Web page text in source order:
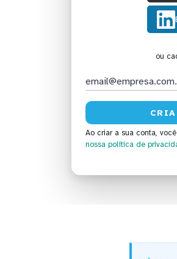
ou
Ao criar a sua conta,
nossa política de